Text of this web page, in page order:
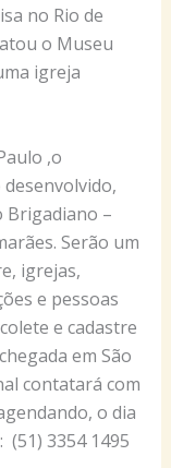
no Rio de
o Museu
igreja
,o
Brigadiano –
Serão um
igrejas,
e pessoas
e cadastre
em São
contatará com
o dia
3354 1495